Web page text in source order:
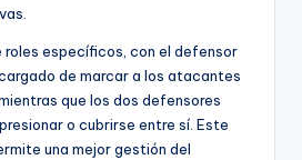
específicos, con el defensor
de marcar a los atacantes
que los dos defensores
o cubrirse entre sí. Este
una mejor gestión del